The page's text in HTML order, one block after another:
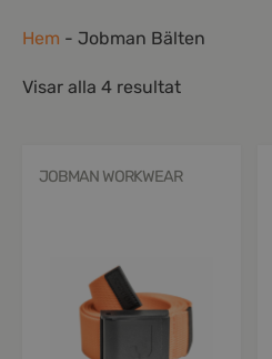
Hem - Jobman Bälten
Visar alla 4 resultat
JOBMAN WORKWEAR